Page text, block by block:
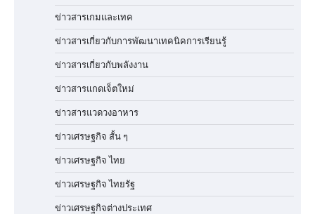
ข่าวสารเกมและเทค
ข่าวสารเกี่ยวกับการพัฒนาเทคนิคการเรียนรู้
ข่าวสารเกี่ยวกับพลังงาน
ข่าวสารแกดเจ็ตใหม่
ข่าวสารแวดวงอาหาร
ข่าวเศรษฐกิจ สั้น ๆ
ข่าวเศรษฐกิจ ไทย
ข่าวเศรษฐกิจ ไทยรัฐ
ข่าวเศรษฐกิจต่างประเทศ